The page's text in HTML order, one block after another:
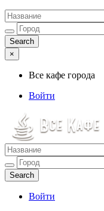
×
Все кафе города
Войти
Все кафе города
Каталог хороших кафе
Войти